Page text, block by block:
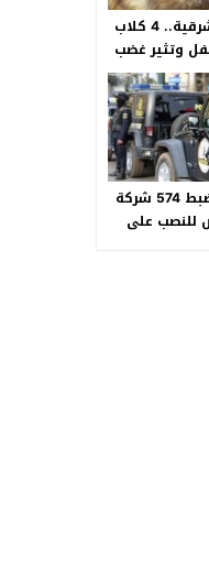
فاجعة في الشرقية.. 4 كلاب
وتثير غضب
الجديدة
مصدر أمني: ضبط 574 شركة
للنصب على